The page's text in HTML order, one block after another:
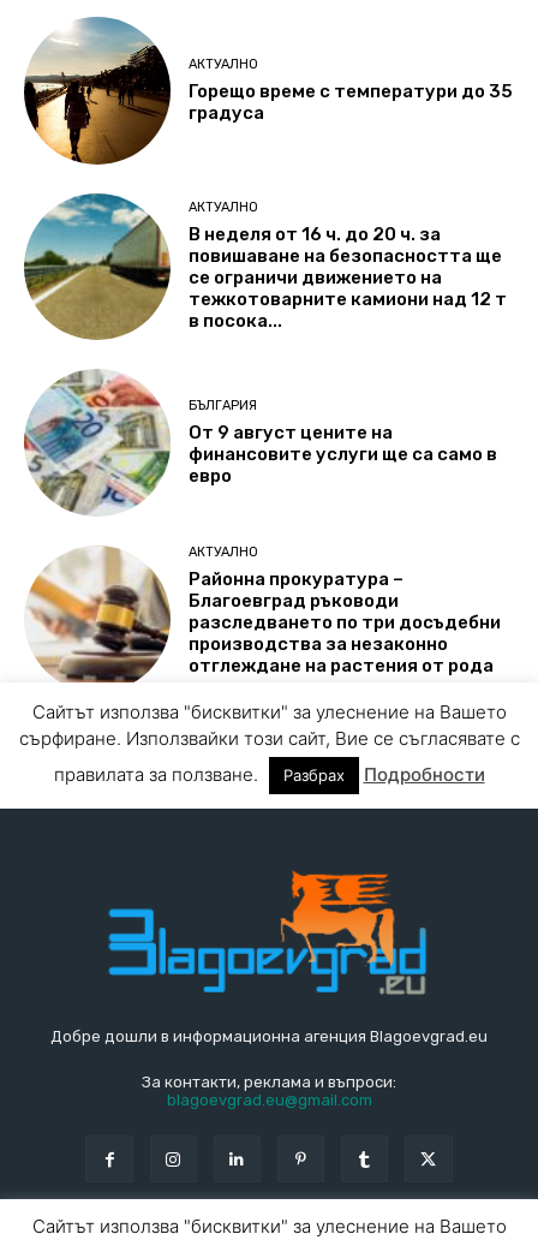
Добре дошли в информационна агенция Blagoevgrad.eu
За контакти, реклама и въпроси:
blagoevgrad.eu@gmail.com